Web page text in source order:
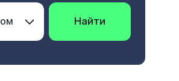
Найти